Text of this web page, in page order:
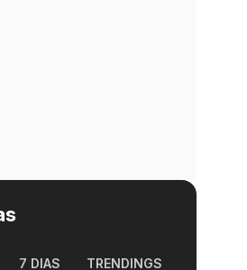
7 DIAS TRENDINGS